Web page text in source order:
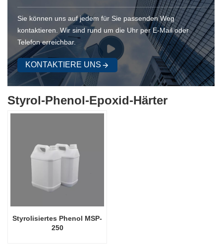
Sie können uns auf jedem für Sie passenden Weg
kontaktieren. Wir sind rund um die Uhr per E-Mail oder
Telefon erreichbar.
KONTAKTIERE UNS
Styrol-Phenol-Epoxid-Härter
Styrolisiertes Phenol MSP-
250